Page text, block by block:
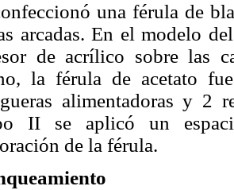
una férula de
arcadas. En el modelo
de acrílico sobre las
la férula de acetato
alimentadoras y 2
II se aplicó un
de la férula.